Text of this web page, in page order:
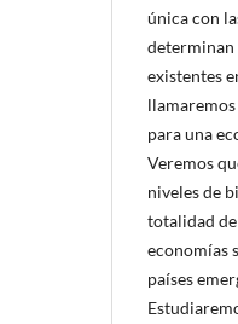
única con
determinan
existentes
para una
Veremos
niveles de
totalidad
economías
países